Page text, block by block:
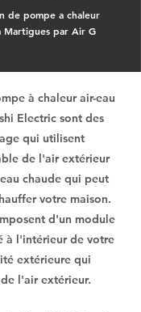
de pompe a chaleur
Martigues par Air G
à chaleur air-eau
Electric sont des
qui utilisent
de l'air extérieur
chaude qui peut
votre maison.
d'un module
à l'intérieur de votre
extérieure qui
l'air extérieur.